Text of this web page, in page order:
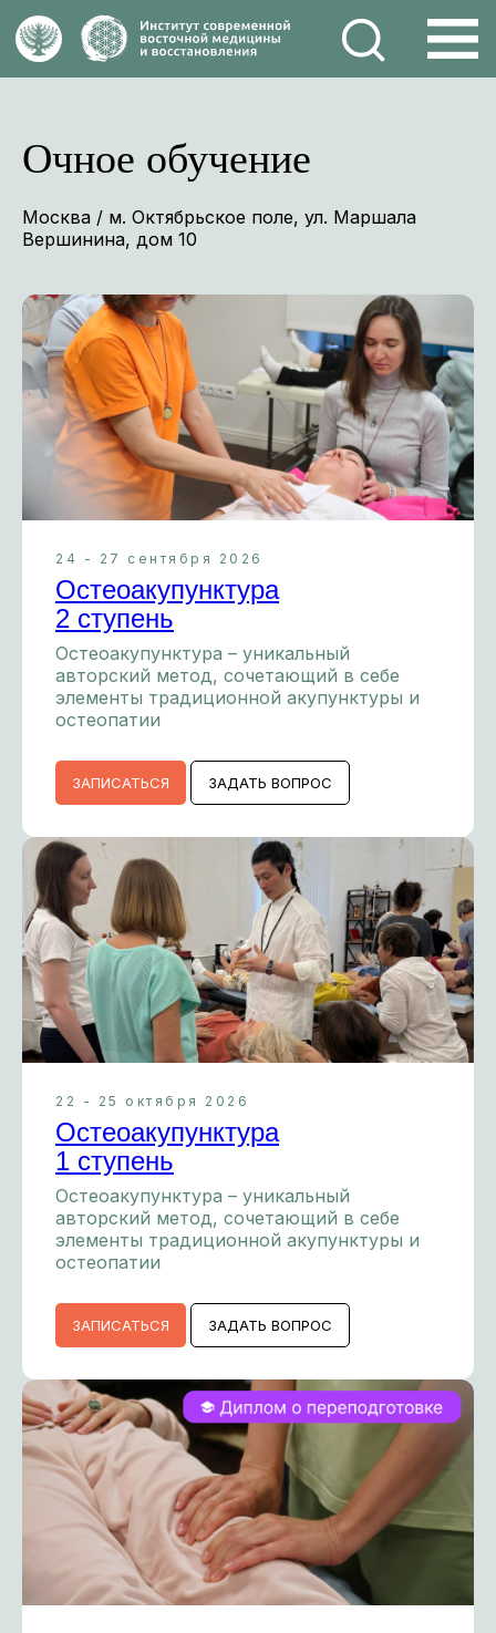
Очное обучение
Москва / м. Октябрьское поле, ул. Маршала
Вершинина, дом 10
24 - 27 сентября 2026
Остеоакупунктура
2 ступень
Остеоакупунктура – уникальный
авторский метод, сочетающий в себе
элементы традиционной акупунктуры и
остеопатии
ЗАПИСАТЬСЯ ЗАДАТЬ ВОПРОС
22 - 25 октября 2026
Остеоакупунктура
1 ступень
Остеоакупунктура – уникальный
авторский метод, сочетающий в себе
элементы традиционной акупунктуры и
остеопатии
ЗАПИСАТЬСЯ ЗАДАТЬ ВОПРОС